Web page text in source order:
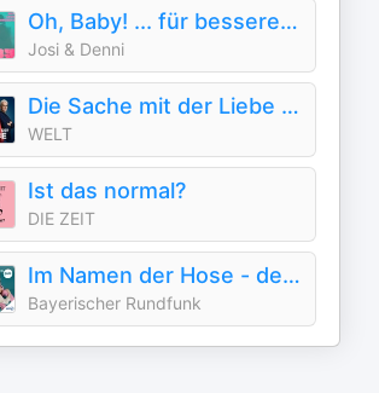
Oh, Baby! ... für besseren Sex
Josi & Denni
Die Sache mit der Liebe – über Beziehungen
WELT
Ist das normal?
DIE ZEIT
Im Namen der Hose - der Sexpodcast von PULS
Bayerischer Rundfunk